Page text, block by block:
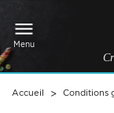
Menu
Accueil Conditions